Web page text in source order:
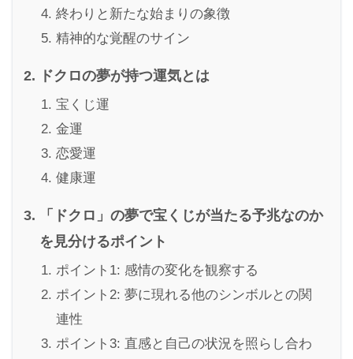
終わりと新たな始まりの象徴
精神的な覚醒のサイン
ドクロの夢が持つ運気とは
宝くじ運
金運
恋愛運
健康運
「ドクロ」の夢で宝くじが当たる予兆なのか
を見分けるポイント
ポイント1: 感情の変化を観察する
ポイント2: 夢に現れる他のシンボルとの関
連性
ポイント3: 直感と自己の状況を照らし合わ